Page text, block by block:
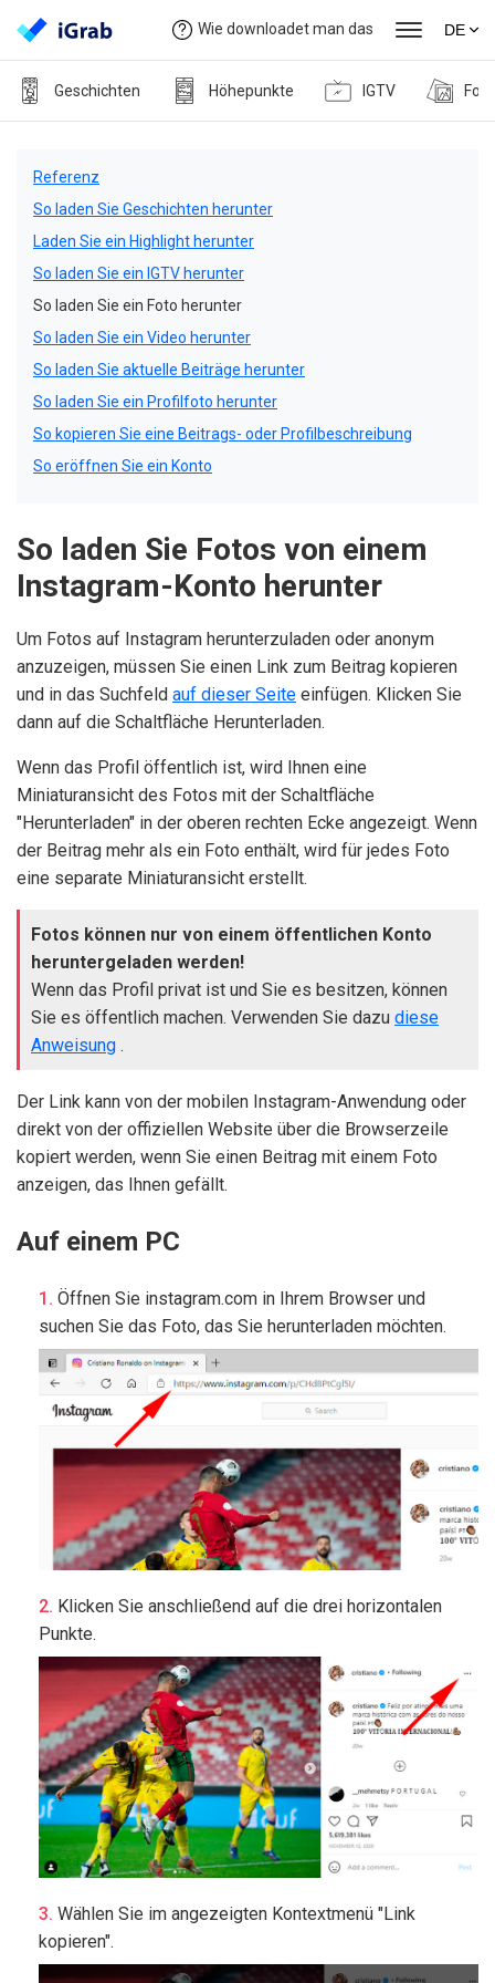
Wie downloadet man das DE
Geschichten Höhepunkte IGTV Foto
Referenz
So laden Sie Geschichten herunter
Laden Sie ein Highlight herunter
So laden Sie ein IGTV herunter
So laden Sie ein Foto herunter
So laden Sie ein Video herunter
So laden Sie aktuelle Beiträge herunter
So laden Sie ein Profilfoto herunter
So kopieren Sie eine Beitrags- oder Profilbeschreibung
So eröffnen Sie ein Konto
So laden Sie Fotos von einem
Instagram-Konto herunter
Um Fotos auf Instagram herunterzuladen oder anonym
anzuzeigen, müssen Sie einen Link zum Beitrag kopieren
und in das Suchfeld auf dieser Seite einfügen. Klicken Sie
dann auf die Schaltfläche Herunterladen.
Wenn das Profil öffentlich ist, wird Ihnen eine
Miniaturansicht des Fotos mit der Schaltfläche
"Herunterladen" in der oberen rechten Ecke angezeigt. Wenn
der Beitrag mehr als ein Foto enthält, wird für jedes Foto
eine separate Miniaturansicht erstellt.
Fotos können nur von einem öffentlichen Konto
heruntergeladen werden!
Wenn das Profil privat ist und Sie es besitzen, können
Sie es öffentlich machen. Verwenden Sie dazu diese
Anweisung .
Der Link kann von der mobilen Instagram-Anwendung oder
direkt von der offiziellen Website über die Browserzeile
kopiert werden, wenn Sie einen Beitrag mit einem Foto
anzeigen, das Ihnen gefällt.
Auf einem PC
Öffnen Sie instagram.com in Ihrem Browser und
suchen Sie das Foto, das Sie herunterladen möchten.
Klicken Sie anschließend auf die drei horizontalen
Punkte.
Wählen Sie im angezeigten Kontextmenü "Link
kopieren".